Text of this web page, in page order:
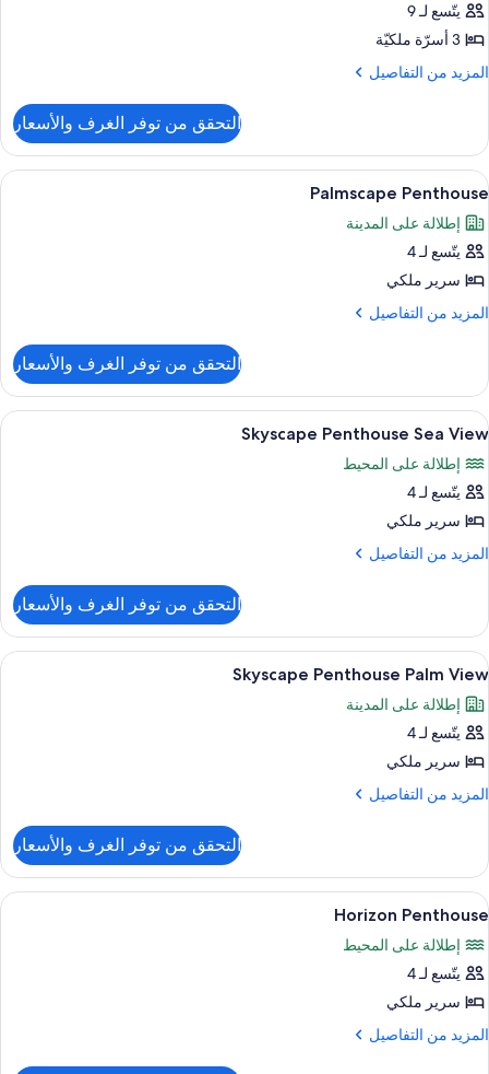
يتّسع لـ 9
3 أسرّة ملكيّة
المزيد من التفاصيل
المزيد
Royal
Mansion
التحقق من توفر الغرف والأسعار
استعراض
جميع
صور
Palmscape
Penthouse
أغطية فراش متميزة وميني بار وخزنة
5
Palmscape Penthouse
إطلالة على المدينة
يتّسع لـ 4
سرير ملكي
المزيد من التفاصيل
المزيد
Palmscape
Penthouse
التحقق من توفر الغرف والأسعار
استعراض
جميع
صور
Skyscape
Penthouse
Sea
أغطية فراش متميزة وميني بار وخزنة
9
Skyscape Penthouse Sea View
إطلالة على المحيط
يتّسع لـ 4
سرير ملكي
المزيد من التفاصيل
المزيد
Skyscape
Penthouse
Sea
التحقق من توفر الغرف والأسعار
استعراض
جميع
صور
Skyscape
Penthouse
Palm
أغطية فراش متميزة وميني بار وخزنة
8
Skyscape Penthouse Palm View
إطلالة على المدينة
يتّسع لـ 4
سرير ملكي
المزيد من التفاصيل
المزيد
Skyscape
Penthouse
Palm
التحقق من توفر الغرف والأسعار
استعراض
جميع
صور
Horizon
Penthouse
أغطية فراش متميزة وميني بار وخزنة
7
Horizon Penthouse
إطلالة على المحيط
يتّسع لـ 4
سرير ملكي
المزيد من التفاصيل
المزيد